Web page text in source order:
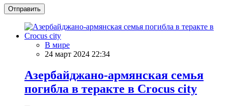
Отправить
В мире
24 март 2024 22:34
Азербайджано-армянская семья
погибла в теракте в Crocus city